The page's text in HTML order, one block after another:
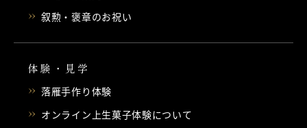
叙勲・褒章のお祝い
体験・見学
落雁手作り体験
オンライン上生菓子体験について